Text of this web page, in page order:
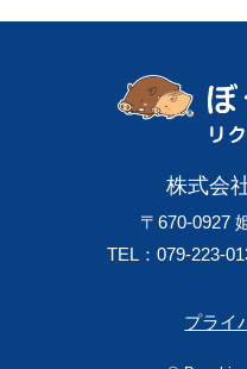
株式会
〒670-0927
TEL：079-223-
プライ